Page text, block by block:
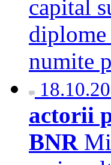
capital
numite
actorii
BNR